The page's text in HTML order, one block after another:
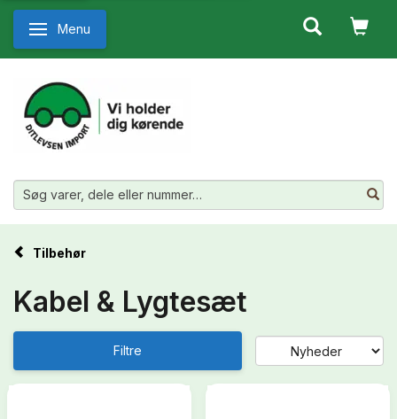
Skifte navigation
Menu
Tilbehør
Kabel & Lygtesæt
Filtre